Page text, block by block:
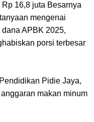
16,8 juta Besarnya
mengenai
APBK 2025,
porsi terbesar
Pidie Jaya,
makan minum